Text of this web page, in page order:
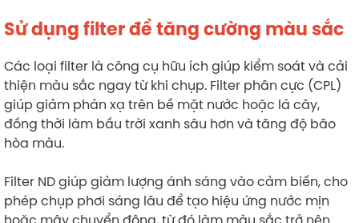
Sử dụng filter để tăng cường màu sắc
Các loại filter là công cụ hữu ích giúp kiểm soát và cải
thiện màu sắc ngay từ khi chụp. Filter phân cực (CPL)
giúp giảm phản xạ trên bề mặt nước hoặc lá cây,
đồng thời làm bầu trời xanh sâu hơn và tăng độ bão
hòa màu.
Filter ND giúp giảm lượng ánh sáng vào cảm biến, cho
phép chụp phơi sáng lâu để tạo hiệu ứng nước mịn